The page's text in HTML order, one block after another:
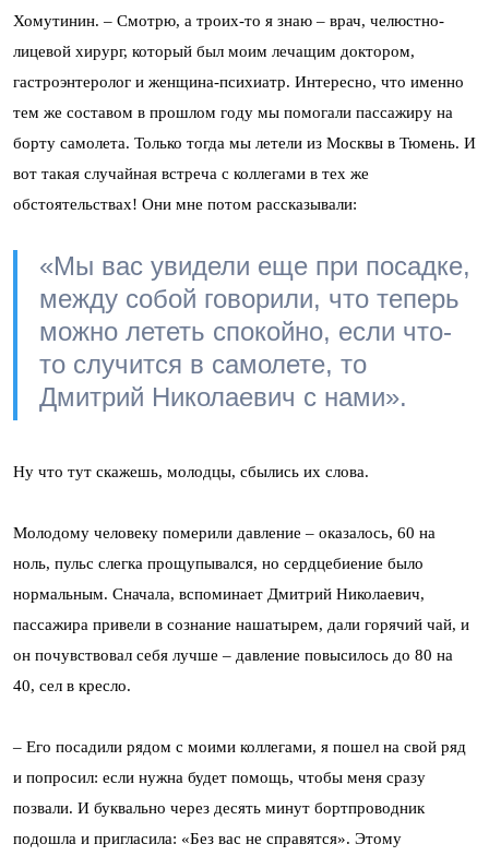
Хомутинин. – Смотрю, а троих-то я знаю – врач, челюстно-
лицевой хирург, который был моим лечащим доктором,
гастроэнтеролог и женщина-психиатр. Интересно, что именно
тем же составом в прошлом году мы помогали пассажиру на
борту самолета. Только тогда мы летели из Москвы в Тюмень. И
вот такая случайная встреча с коллегами в тех же
обстоятельствах! Они мне потом рассказывали:
«Мы вас увидели еще при посадке,
между собой говорили, что теперь
можно лететь спокойно, если что-
то случится в самолете, то
Дмитрий Николаевич с нами».
Ну что тут скажешь, молодцы, сбылись их слова.
Молодому человеку померили давление – оказалось, 60 на
ноль, пульс слегка прощупывался, но сердцебиение было
нормальным. Сначала, вспоминает Дмитрий Николаевич,
пассажира привели в сознание нашатырем, дали горячий чай, и
он почувствовал себя лучше – давление повысилось до 80 на
40, сел в кресло.
– Его посадили рядом с моими коллегами, я пошел на свой ряд
и попросил: если нужна будет помощь, чтобы меня сразу
позвали. И буквально через десять минут бортпроводник
подошла и пригласила: «Без вас не справятся». Этому